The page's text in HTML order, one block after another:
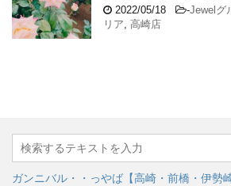
2022/05/18 -Jewelグ
リア, 高崎店
ガンニバル・・っやば【高崎・前橋・伊勢